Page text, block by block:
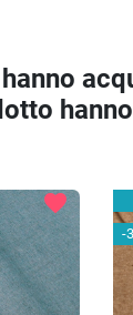
favorite
-